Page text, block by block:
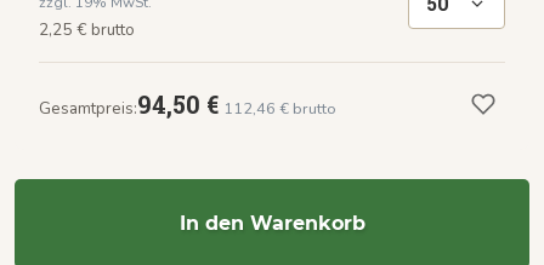
2,25 € brutto
Gesamtpreis:94,50 € 112,46 € brutto
In den Warenkorb